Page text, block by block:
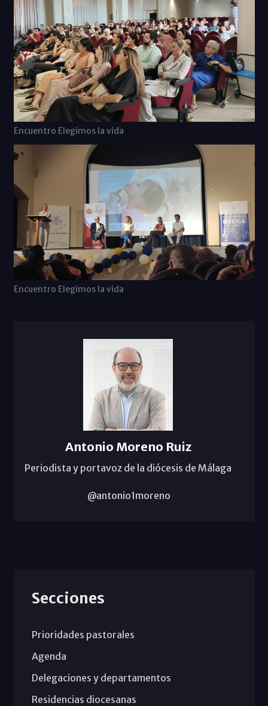
Encuentro Elegimos la vida
Encuentro Elegimos la vida
Antonio Moreno Ruiz
Periodista y portavoz de la diócesis de Málaga
@antonio1moreno
Secciones
Prioridades pastorales
Agenda
Delegaciones y departamentos
Residencias diocesanas